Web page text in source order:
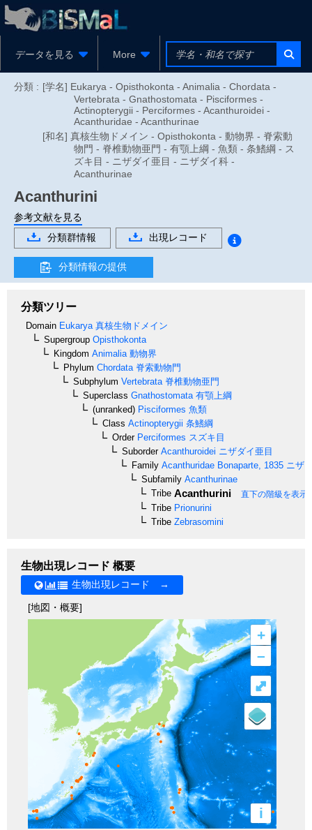
データを見る More
分類 : [学名] Eukarya - Opisthokonta - Animalia - Chordata -
Vertebrata - Gnathostomata - Pisciformes -
Actinopterygii - Perciformes - Acanthuroidei -
Acanthuridae - Acanthurinae
[和名] 真核生物ドメイン - Opisthokonta - 動物界 - 脊索動
物門 - 脊椎動物亜門 - 有顎上綱 - 魚類 - 条鰭綱 - ス
ズキ目 - ニザダイ亜目 - ニザダイ科 -
Acanthurinae
Acanthurini
参考文献を見る
分類群情報
出現レコード
分類情報の提供
分類ツリー
Domain Eukarya 真核生物ドメイン
Supergroup Opisthokonta
Kingdom Animalia 動物界
Phylum Chordata 脊索動物門
Subphylum Vertebrata 脊椎動物亜門
Superclass Gnathostomata 有顎上綱
(unranked) Pisciformes 魚類
Class Actinopterygii 条鰭綱
OrderPerciformes スズキ目
SuborderAcanthuroidei ニザダイ亜目
Family Acanthuridae Bonaparte, 1835 ニザ
Subfamily Acanthurinae
Tribe Acanthurini 直下の階級を表示
Tribe Prionurini
Tribe Zebrasomini
生物出現レコード 概要
生物出現レコード →
[地図・概要]
+
–
i
⤢